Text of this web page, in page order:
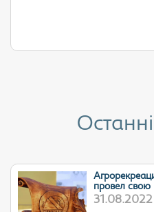
провел свою
31.08.2022